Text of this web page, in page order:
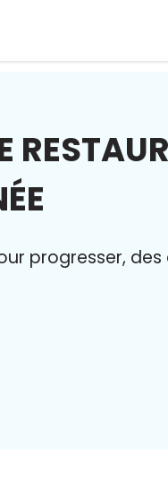
progresser, des